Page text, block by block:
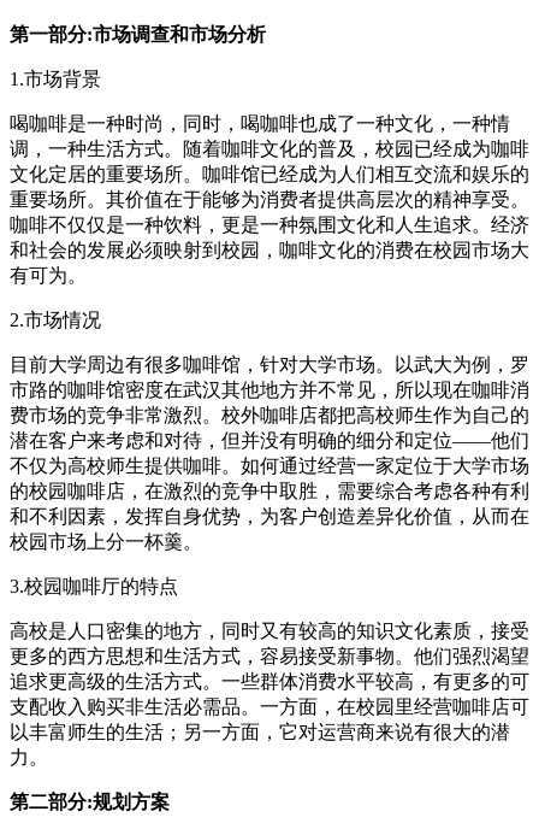
第一部分:市场调查和市场分析
1.市场背景
喝咖啡是一种时尚，同时，喝咖啡也成了一种文化，一种情
调，一种生活方式。随着咖啡文化的普及，校园已经成为咖啡
文化定居的重要场所。咖啡馆已经成为人们相互交流和娱乐的
重要场所。其价值在于能够为消费者提供高层次的精神享受。
咖啡不仅仅是一种饮料，更是一种氛围文化和人生追求。经济
和社会的发展必须映射到校园，咖啡文化的消费在校园市场大
有可为。
2.市场情况
目前大学周边有很多咖啡馆，针对大学市场。以武大为例，罗
市路的咖啡馆密度在武汉其他地方并不常见，所以现在咖啡消
费市场的竞争非常激烈。校外咖啡店都把高校师生作为自己的
潜在客户来考虑和对待，但并没有明确的细分和定位——他们
不仅为高校师生提供咖啡。如何通过经营一家定位于大学市场
的校园咖啡店，在激烈的竞争中取胜，需要综合考虑各种有利
和不利因素，发挥自身优势，为客户创造差异化价值，从而在
校园市场上分一杯羹。
3.校园咖啡厅的特点
高校是人口密集的地方，同时又有较高的知识文化素质，接受
更多的西方思想和生活方式，容易接受新事物。他们强烈渴望
追求更高级的生活方式。一些群体消费水平较高，有更多的可
支配收入购买非生活必需品。一方面，在校园里经营咖啡店可
以丰富师生的生活；另一方面，它对运营商来说有很大的潜
力。
第二部分:规划方案